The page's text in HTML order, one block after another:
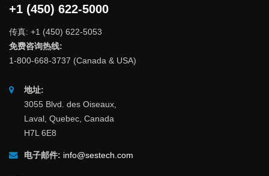
+1 (450) 622-5000
传真: +1 (450) 622-5053
免费咨询热线:
1-800-668-3737 (Canada & USA)
地址:
3055 Blvd. des Oiseaux,
Laval, Quebec, Canada
H7L 6E8
电子邮件: info@sestech.com